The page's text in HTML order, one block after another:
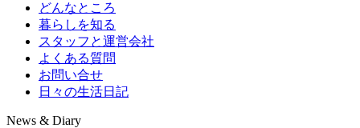
どんなところ
暮らしを知る
スタッフと運営会社
よくある質問
お問い合せ
日々の生活日記
News & Diary